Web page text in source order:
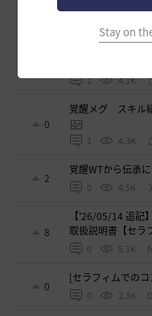
Stay on
1 4.1K
0
覚醒メグ スキル
1 4.3K
2
覚醒WTから伝承
0 4.5K
8
【’26/05/14 追
取扱説明書【セラ
0 5.1K
0
[セラフィムでの
0 2.3K